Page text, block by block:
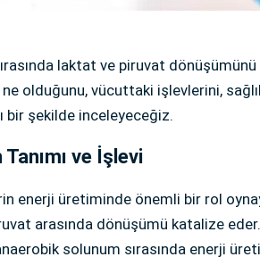
laktat ve piruvat
olduğunu, vücuttaki işlevlerini,
bir şekilde inceleyeceğiz.
ve İşlevi
enerji üretiminde önemli bir rol
arasında dönüşümü katalize
solunum sırasında enerji